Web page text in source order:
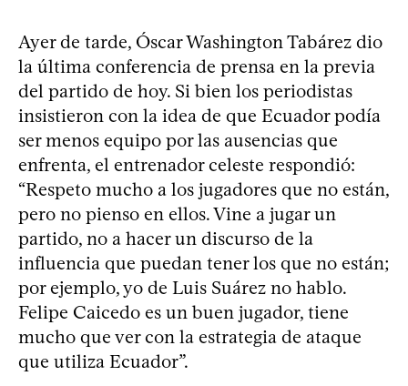
Ayer de tarde, Óscar Washington Tabárez dio
la última conferencia de prensa en la previa
del partido de hoy. Si bien los periodistas
insistieron con la idea de que Ecuador podía
ser menos equipo por las ausencias que
enfrenta, el entrenador celeste respondió:
“Respeto mucho a los jugadores que no están,
pero no pienso en ellos. Vine a jugar un
partido, no a hacer un discurso de la
influencia que puedan tener los que no están;
por ejemplo, yo de Luis Suárez no hablo.
Felipe Caicedo es un buen jugador, tiene
mucho que ver con la estrategia de ataque
que utiliza Ecuador”.